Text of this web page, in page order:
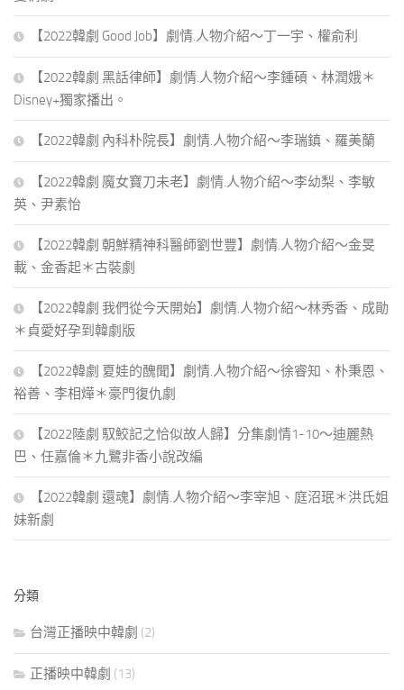
【2022韓劇 Good Job】劇情.人物介紹～丁一宇、權俞利
【2022韓劇 黑話律師】劇情.人物介紹～李鍾碩、林潤娥＊
Disney+獨家播出。
【2022韓劇 內科朴院長】劇情.人物介紹～李瑞鎮、羅美蘭
【2022韓劇 魔女寶刀未老】劇情.人物介紹～李幼梨、李敏
英、尹素怡
【2022韓劇 朝鮮精神科醫師劉世豐】劇情.人物介紹～金旻
載、金香起＊古裝劇
【2022韓劇 我們從今天開始】劇情.人物介紹～林秀香、成勛
＊貞愛好孕到韓劇版
【2022韓劇 夏娃的醜聞】劇情.人物介紹～徐睿知、朴秉恩、
裕善、李相燁＊豪門復仇劇
【2022陸劇 馭鮫記之恰似故人歸】分集劇情1-10～迪麗熱
巴、任嘉倫＊九鷺非香小說改編
【2022韓劇 還魂】劇情.人物介紹～李宰旭、庭沼珉＊洪氏姐
妹新劇
分類
台灣正播映中韓劇 (2)
正播映中韓劇 (13)